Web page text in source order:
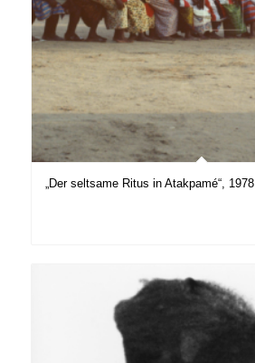
„Der seltsame Ritus in Atakpamé“, 1978